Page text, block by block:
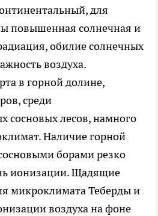
для
повышенная солнечная и
обилие солнечных
воздуха.
в горной долине,
среди
сосновых лесов, намного
Наличие горной
борами резко
ионизации. Щадящие
микроклимата Теберды и
воздуха на фоне